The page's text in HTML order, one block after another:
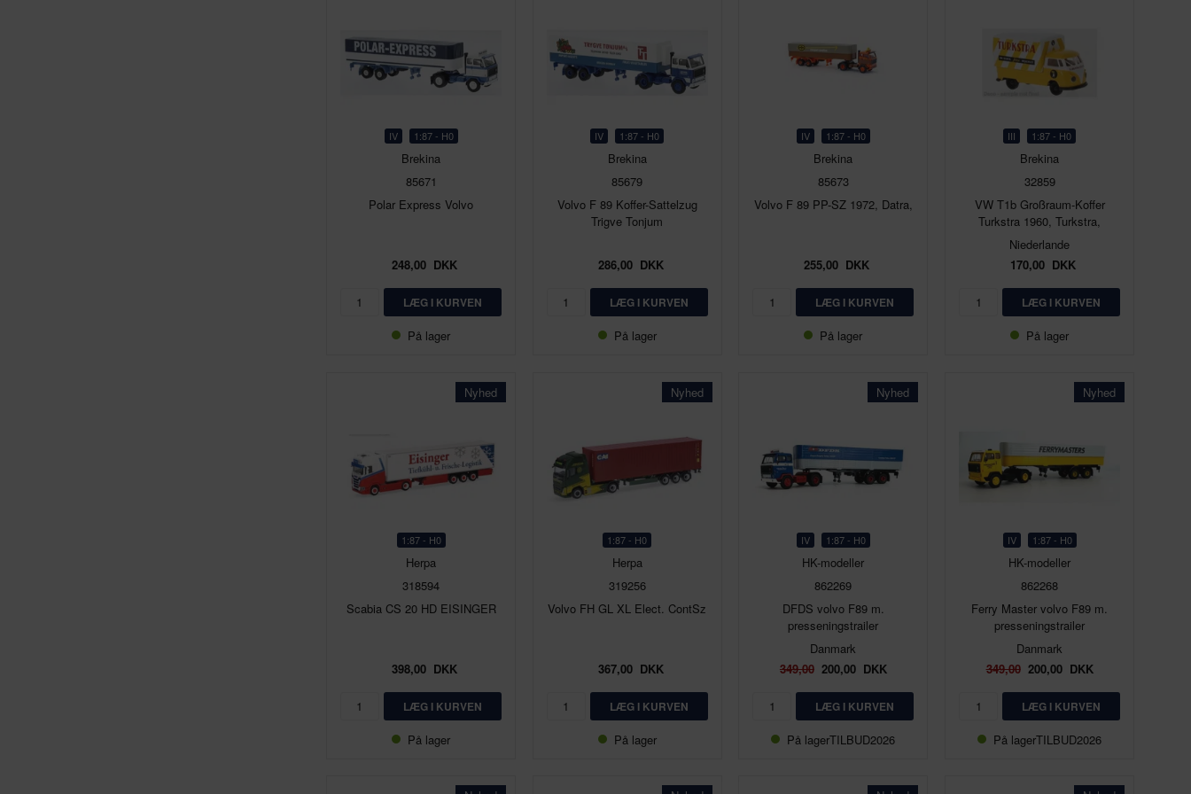
IV 1:87 - H0
Brekina
85671
Polar Express Volvo
248,00 DKK
På lager
IV 1:87 - H0
Brekina
85679
Volvo F 89 Koffer-Sattelzug
Trigve Tonjum
286,00DKK
På lager
IV 1:87 - H0
Brekina
85673
Volvo F 89 PP-SZ 1972, Datra,
255,00 DKK
På lager
III 1:87 - H0
Brekina
32859
VW T1b Großraum-Koffer
Turkstra 1960, Turkstra,
Niederlande
170,00 DKK
På lager
Nyhed
1:87 - H0
Herpa
318594
Scabia CS 20 HD EISINGER
398,00 DKK
På lager
Nyhed
1:87 - H0
Herpa
319256
Volvo FH GL XL Elect. ContSz
367,00DKK
På lager
Nyhed
IV 1:87 - H0
HK-modeller
862269
DFDS volvo F89 m.
presseningstrailer
Danmark
349,00 200,00DKK
På lagerTILBUD2026
Nyhed
IV 1:87 - H0
HK-modeller
862268
Ferry Master volvo F89 m.
presseningstrailer
Danmark
349,00 200,00DKK
På lagerTILBUD2026